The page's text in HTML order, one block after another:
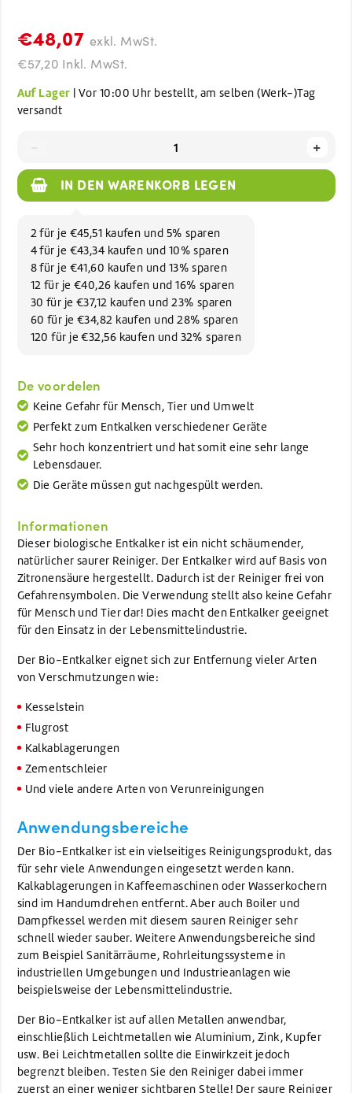
€48,07 exkl. MwSt.
€57,20 Inkl. MwSt.
Auf Lager | Vor 10:00 Uhr bestellt, am selben (Werk-)Tag
versandt
+
IN DEN WARENKORB LEGEN
2 für je €45,51 kaufen und 5% sparen
4 für je €43,34 kaufen und 10% sparen
8 für je €41,60 kaufen und 13% sparen
12 für je €40,26 kaufen und 16% sparen
30 für je €37,12 kaufen und 23% sparen
60 für je €34,82 kaufen und 28% sparen
120 für je €32,56 kaufen und 32% sparen
De voordelen
Keine Gefahr für Mensch, Tier und Umwelt
Perfekt zum Entkalken verschiedener Geräte
Sehr hoch konzentriert und hat somit eine sehr lange
Lebensdauer.
Die Geräte müssen gut nachgespült werden.
Informationen
Dieser biologische Entkalker ist ein nicht schäumender,
natürlicher saurer Reiniger. Der Entkalker wird auf Basis von
Zitronensäure hergestellt. Dadurch ist der Reiniger frei von
Gefahrensymbolen. Die Verwendung stellt also keine Gefahr
für Mensch und Tier dar! Dies macht den Entkalker geeignet
für den Einsatz in der Lebensmittelindustrie.
Der Bio-Entkalker eignet sich zur Entfernung vieler Arten
von Verschmutzungen wie:
Kesselstein
Flugrost
Kalkablagerungen
Zementschleier
Und viele andere Arten von Verunreinigungen
Anwendungsbereiche
Der Bio-Entkalker ist ein vielseitiges Reinigungsprodukt, das
für sehr viele Anwendungen eingesetzt werden kann.
Kalkablagerungen in Kaffeemaschinen oder Wasserkochern
sind im Handumdrehen entfernt. Aber auch Boiler und
Dampfkessel werden mit diesem sauren Reiniger sehr
schnell wieder sauber. Weitere Anwendungsbereiche sind
zum Beispiel Sanitärräume, Rohrleitungssysteme in
industriellen Umgebungen und Industrieanlagen wie
beispielsweise der Lebensmittelindustrie.
Der Bio-Entkalker ist auf allen Metallen anwendbar,
einschließlich Leichtmetallen wie Aluminium, Zink, Kupfer
usw. Bei Leichtmetallen sollte die Einwirkzeit jedoch
begrenzt bleiben. Testen Sie den Reiniger dabei immer
zuerst an einer weniger sichtbaren Stelle! Der saure Reiniger